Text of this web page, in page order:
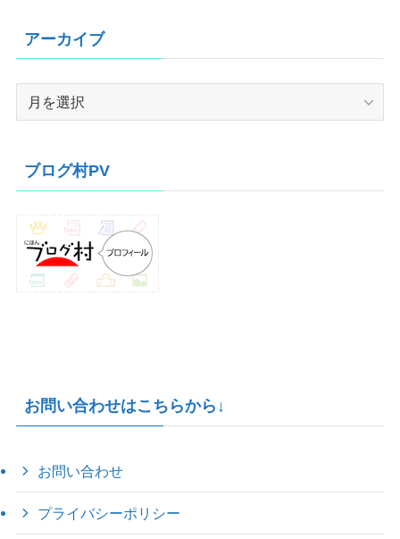
アーカイブ
ブ
ブログ村PV
お問い合わせはこちらから↓
お問い合わせ
プライバシーポリシー